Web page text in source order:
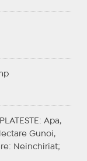
: Apa,
Gunoi,
: Neinchiriat;